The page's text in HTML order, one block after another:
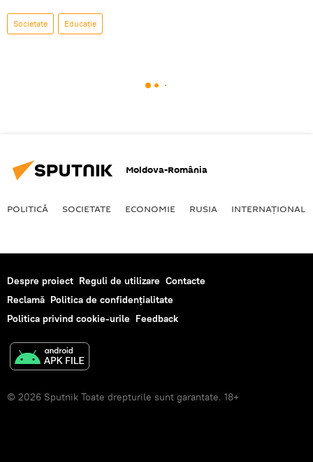
Societate Educație
Moldova-România
POLITICĂ SOCIETATE ECONOMIE RUSIA INTERNAŢIONAL
Despre proiect Reguli de utilizare Contacte
Reclamă Politica de confidențialitate
Politica privind cookie-urile Feedback
© 2026 Sputnik Toate drepturile sunt garantate. 18+